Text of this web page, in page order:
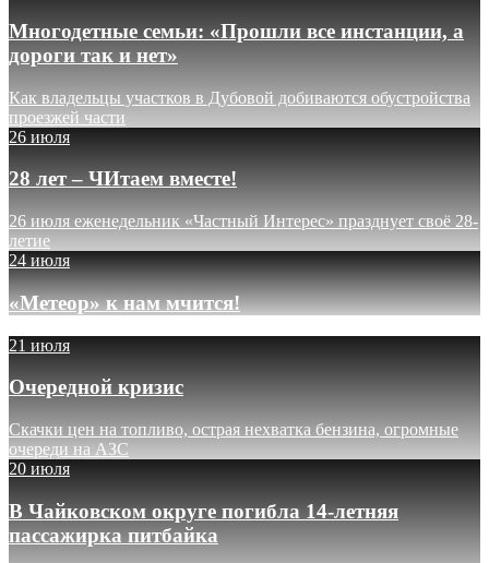
Многодетные семьи: «Прошли все инстанции, а
дороги так и нет»
Как владельцы участков в Дубовой добиваются обустройства
проезжей части
26 июля
28 лет – ЧИтаем вместе!
26 июля еженедельник «Частный Интерес» празднует своё 28-
летие
24 июля
«Метеор» к нам мчится!
21 июля
Очередной кризис
Скачки цен на топливо, острая нехватка бензина, огромные
очереди на АЗС
20 июля
В Чайковском округе погибла 14-летняя
пассажирка питбайка